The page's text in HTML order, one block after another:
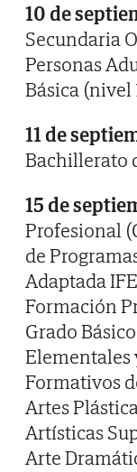
10 de
Secundaria
Personas
Básica (nivel
11 de
Bachillerato
15 de
Profesional
de
Adaptada
Formación
Grado
Elementales
Formativos
Artes
Artísticas
Arte